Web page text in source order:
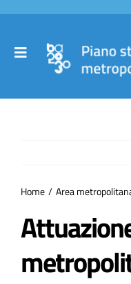
Salta
contenuto
Toggle
Partecipa
Home Area